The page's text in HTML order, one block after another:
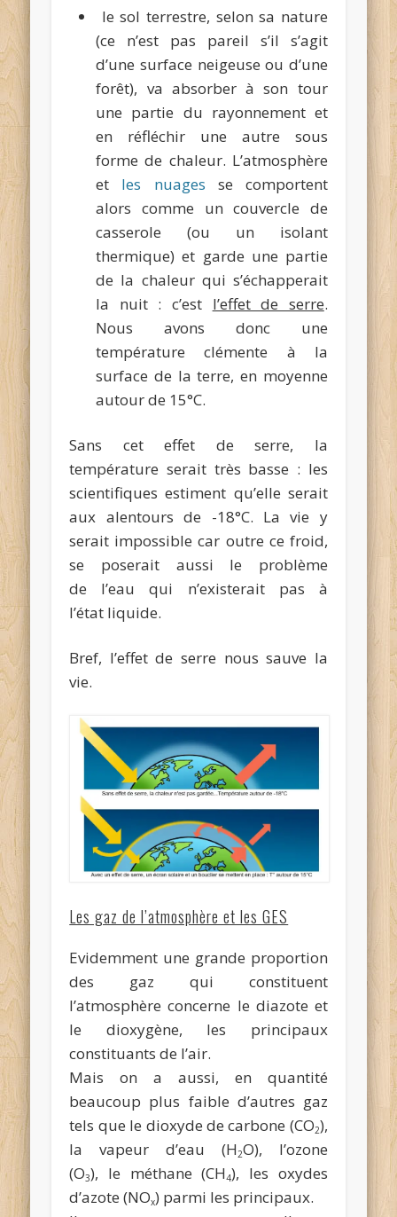
le sol terrestre, selon sa nature
(ce n’est pas pareil s’il s’agit
d’une surface neigeuse ou d’une
forêt), va absorber à son tour
une partie du rayonnement et
en réfléchir une autre sous
forme de chaleur. L’atmosphère
et les nuages se comportent
alors comme un couvercle de
casserole (ou un isolant
thermique) et garde une partie
de la chaleur qui s’échapperait
la nuit : c’est l’effet de serre.
Nous avons donc une
température clémente à la
surface de la terre, en moyenne
autour de 15°C.
Sans cet effet de serre, la
température serait très basse : les
scientifiques estiment qu’elle serait
aux alentours de -18°C. La vie y
serait impossible car outre ce froid,
se poserait aussi le problème
de l’eau qui n’existerait pas à
l’état liquide.
Bref, l’effet de serre nous sauve la
vie.
Les gaz de l’atmosphère et les GES
Evidemment une grande proportion
des gaz qui constituent
l’atmosphère concerne le diazote et
le dioxygène, les principaux
constituants de l’air.
Mais on a aussi, en quantité
beaucoup plus faible d’autres gaz
tels que le dioxyde de carbone (CO2),
la vapeur d’eau (H2O), l’ozone
(O3), le méthane (CH4), les oxydes
d’azote (NOx) parmi les principaux.